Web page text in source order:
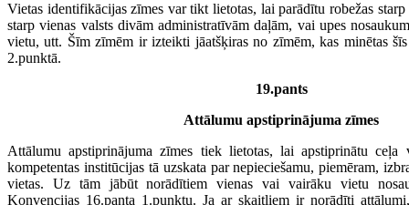
Vietas identifikācijas zīmes var tikt lietotas, lai parādītu robežas
starp vienas valsts divām administratīvām daļām, vai upes
vietu, utt. Šīm zīmēm ir izteikti jāatšķiras no zīmēm, kas minētas
2.punktā.
19.pants
Attālumu apstiprinājuma zīmes
Attālumu apstiprinājuma zīmes tiek lietotas, lai apstiprinātu ceļa
kompetentas institūcijas tā uzskata par nepieciešamu, piemēram,
vietas. Uz tām jābūt norādītiem vienas vai vairāku vietu
Konvencijas 16.panta 1.punktu. Ja ar skaitļiem ir norādīti